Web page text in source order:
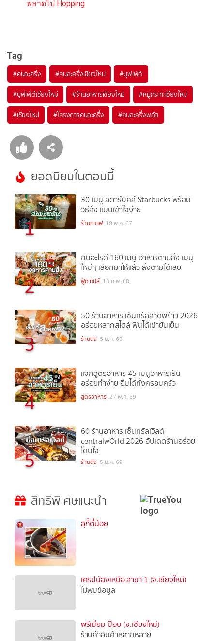
พลาดไป Hopping
Tag
#คนละครึ่ง #คนละครึ่งเชียงใหม่ #บุฟเฟ่ต์
#บุฟเฟ่ต์เชียงใหม่ #ร้านอาหารเชียงใหม่ #หมูกระทะเชียงใหม่
#เชียงใหม่ #โครงการคนละครึ่ง #คนละครึ่งพลัส
ยอดนิยมในตอนนี้
1
30 เมนู สตาร์บัคส์ Starbucks พร้อม
วิธีสั่ง แบบเข้าใจง่าย
ร้านกาแฟ 10 พ.ค. 67
2
กินอะไรดี 160 เมนู อาหารตามสั่ง เมนู
ใหม่ๆ เลือกมาให้แล้ว สั่งตามได้เลย
ฟู้ด ทิปส์ 18 ก.พ. 68
3
50 ร้านอาหาร เซ็นทรัลลาดพร้าว 2026
อร่อยหลากสไตล์ ฟินได้เช้ายันเย็น
ร้านดัง 5 ม.ค. 69
4
แจกสูตรอาหาร 45 เมนูอาหารเย็น
อร่อยทำง่าย อิ่มได้ทั้งครอบครัว
สูตรอาหาร 27 พ.ค. 69
5
60 ร้านอาหาร เซ็นทรัลเวิลด์
centralwOrld 2026 อัปเดตร้านอร่อย
โดนใจ
ร้านดัง 5 ม.ค. 69
สิทธิพิเศษแนะนำ
สุกี้ตี๋น้อย
เครปน้องเหนือ สาขา 1 (จ.เชียงใหม่)
ไม่พบข้อมูล
พรีเมี่ยม ป๊อบ (จ.เชียงใหม่)
ร้านค้าสินค้าหลากหลาย